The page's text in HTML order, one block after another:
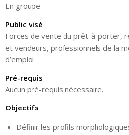
En groupe
Public visé
Forces de vente du prêt-à-porter,
et vendeurs, professionnels de la
d’emploi
Pré-requis
Aucun pré-requis nécessaire.
Objectifs
Définir les profils